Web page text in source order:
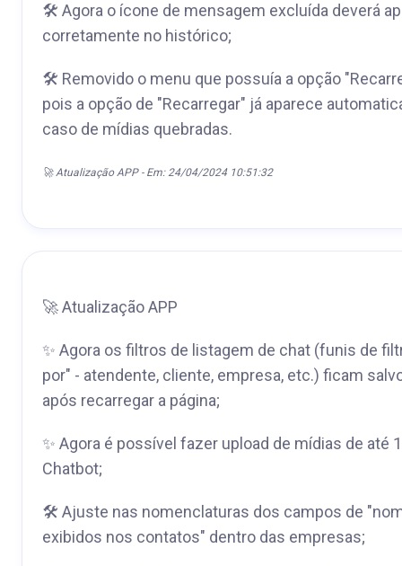
🛠 Agora o ícone de mensagem excluída deverá
corretamente no histórico;
🛠 Removido o menu que possuía a opção
pois a opção de "Recarregar" já aparece
caso de mídias quebradas.
🚀 Atualização APP - Em: 24/04/2024 10:51:32
🚀 Atualização APP
✨ Agora os filtros de listagem de chat (funis de
por" - atendente, cliente, empresa, etc.) ficam
após recarregar a página;
✨ Agora é possível fazer upload de mídias de até
Chatbot;
🛠 Ajuste nas nomenclaturas dos campos de
exibidos nos contatos" dentro das empresas;